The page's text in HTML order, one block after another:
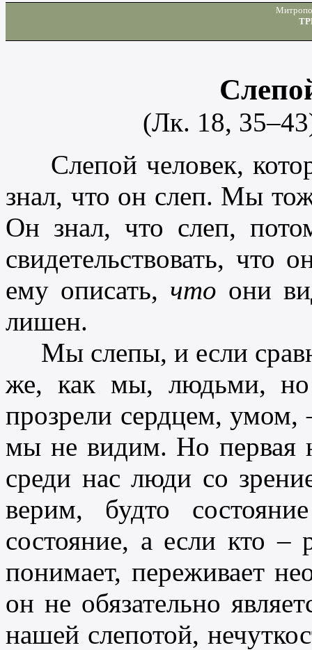
(Лк. 18,
Слепой человек,
знал, что он слеп. Мы
Он знал, что слеп,
свидетельствовать, что
ему описать, что они
лишен.
Мы слепы, и если
же, как мы, людьми, но
прозрели сердцем, умом,
мы не видим. Но первая
среди нас люди со
верим, будто
состояние, а если кто –
понимает, переживает
он не обязательно
нашей слепотой,